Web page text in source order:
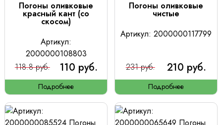
Погоны оливковые
красный кант (со
скосом)
Артикул:
2000000108803
118.8 руб.
110 руб.
Подробнее
Погоны оливковые
чистые
Артикул: 2000000117799
231 руб. 210 руб.
Подробнее